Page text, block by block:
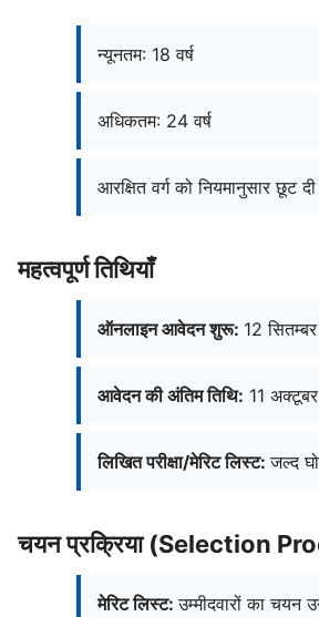
न्यूनतम: 18 वर्ष
अधिकतम: 24 वर्ष
आरक्षित वर्ग को नियमानुसार छूट दी
महत्वपूर्ण तिथियाँ
ऑनलाइन आवेदन शुरू: 12
आवेदन की अंतिम तिथि: 11
लिखित परीक्षा/मेरिट लिस्ट:जल्द
चयन प्रक्रिया (Selection
मेरिट लिस्ट:उम्मीदवारों का चयन